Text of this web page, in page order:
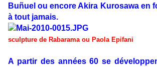
Buñuel ou encore Akira Kurosawa en
à tout jamais.
sculpture de Rabarama ou Paola Epifani
A partir des années 60 se